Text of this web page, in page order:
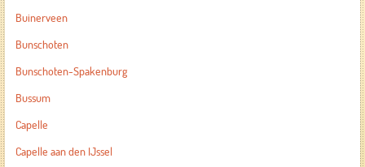
Buinerveen
Bunschoten
Bunschoten-Spakenburg
Bussum
Capelle
Capelle aan den IJssel